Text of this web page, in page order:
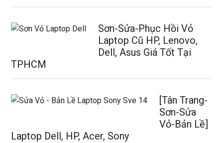
Sơn-Sửa-Phục Hồi Vỏ
Laptop Cũ HP, Lenovo,
Dell, Asus Giá Tốt Tại
TPHCM
[Tân Trang-
Sơn-Sửa
Vỏ-Bản Lề]
Laptop Dell, HP, Acer, Sony